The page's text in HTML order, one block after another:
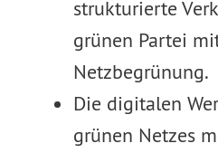
strukturierte
grünen Partei
Netzbegrünung.
Die digitalen
grünen Netzes